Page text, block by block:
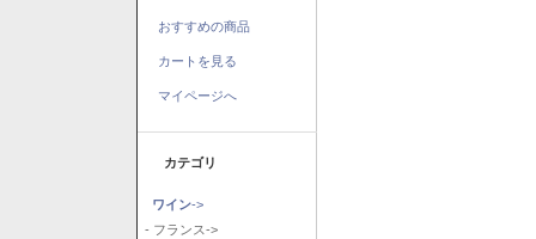
おすすめの商品
カートを見る
マイページへ
カテゴリ
ワイン->
- フランス->